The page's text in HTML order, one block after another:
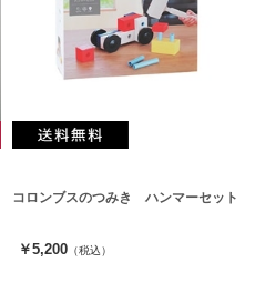
コロンブスのつみき ハンマーセット
￥5,200 （税込）